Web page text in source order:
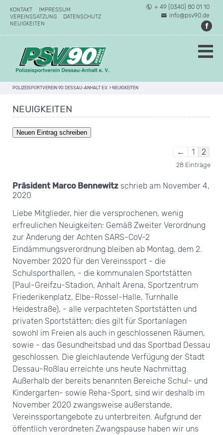
KONTAKT
IMPRESSUM
VEREINSSATZUNG
DATENSCHUTZ
NEUIGKEITEN
+ 49 (0340) 80 01 10
info@psv90.de
POLIZEISPORTVEREIN 90 DESSAU-ANHALT E.V. > NEUIGKEITEN
NEUIGKEITEN
← 1 2
28 Einträge
Präsident Marco Bennewitz schrieb am November 4,
2020
Liebe Mitglieder, hier die versprochenen, wenig
erfreulichen Neuigkeiten: Gemäß Zweiter Verordnung
zur Änderung der Achten SARS-CoV-2
Eindämmungsverordnung bleiben ab Montag, dem 2.
November 2020 für den Vereinssport - die
Schulsporthallen, - die kommunalen Sportstätten
(Paul-Greifzu-Stadion, Anhalt Arena, Sportzentrum
Friederikenplatz, Elbe-Rossel-Halle, Turnhalle
Heidestraße), - alle verpachteten Sportstätten und
privaten Sportstätten; dies gilt für Sportanlagen
sowohl im Freien als auch in geschlossenen Räumen,
sowie - das Gesundheitsbad und das Sportbad Dessau
geschlossen. Die gleichlautende Verfügung der Stadt
Dessau-Roßlau erreichte uns heute Nachmittag.
Außerhalb der bereits benannten Bereiche Schul- und
Kindergarten- sowie Reha-Sport, sind wir deshalb im
November 2020 zwangsweise außerstande,
Vereinssportangebote zu unterbreiten. Aufgrund der
öffentlich verordneten Zwangspause haben wir uns